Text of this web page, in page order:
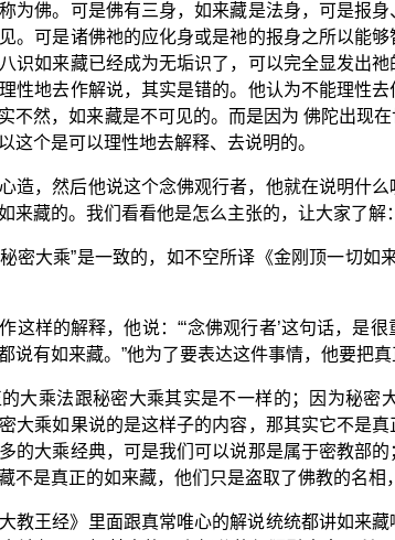
为佛。可是佛有三身，如来藏是法身，可是报
。可是诸佛祂的应化身或是祂的报身之所以能
识如来藏已经成为无垢识了，可以完全显发出
性地去作解说，其实是错的。他认为不能理性
不然，如来藏是不可见的。而是因为 佛陀出现
这个是可以理性地去解释、去说明的。
造，然后他说这个念佛观行者，他就在说明什
来藏的。我们看看他是怎么主张的，让大家了解：
密大乘”是一致的，如不空所译《金刚顶一切
这样的解释，他说：“‘念佛观行者’这句话，是
说有如来藏。”他为了要表达这件事情，他要把
大乘法跟秘密大乘其实是不一样的；因为秘
大乘如果说的是这样子的内容，那其实它不
的大乘经典，可是我们可以说那是属于密教部
不是真正的如来藏，他们只是盗取了佛教的名相
教王经》里面跟真常唯心的解说统统都讲如来